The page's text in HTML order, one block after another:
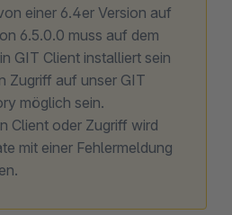
einer 6.4er Version auf
6.5.0.0 muss auf dem
GIT Client installiert sein
Zugriff auf unser GIT
möglich sein.
Client oder Zugriff wird
mit einer Fehlermeldung